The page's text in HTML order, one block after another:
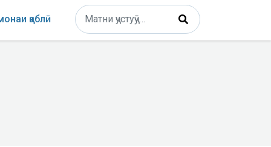
қаблӣ
Поиск
Type 2 or more characters for results.